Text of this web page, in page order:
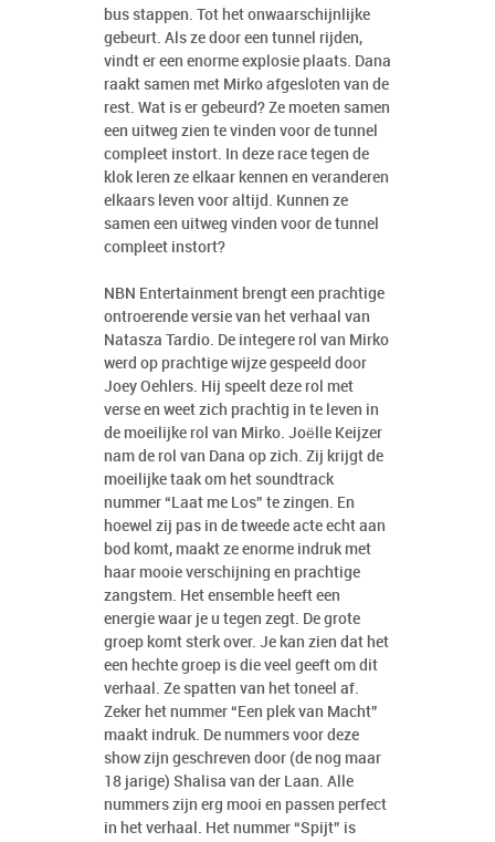
bus stappen. Tot het onwaarschijnlijke
gebeurt. Als ze door een tunnel rijden,
vindt er een enorme explosie plaats. Dana
raakt samen met Mirko afgesloten van de
rest. Wat is er gebeurd? Ze moeten samen
een uitweg zien te vinden voor de tunnel
compleet instort. In deze race tegen de
klok leren ze elkaar kennen en veranderen
elkaars leven voor altijd. Kunnen ze
samen een uitweg vinden voor de tunnel
compleet instort?
NBN Entertainment brengt een prachtige
ontroerende versie van het verhaal van
Natasza Tardio. De integere rol van Mirko
werd op prachtige wijze gespeeld door
Joey Oehlers. Hij speelt deze rol met
verse en weet zich prachtig in te leven in
de moeilijke rol van Mirko. Joëlle Keijzer
nam de rol van Dana op zich. Zij krijgt de
moeilijke taak om het soundtrack
nummer “Laat me Los” te zingen. En
hoewel zij pas in de tweede acte echt aan
bod komt, maakt ze enorme indruk met
haar mooie verschijning en prachtige
zangstem. Het ensemble heeft een
energie waar je u tegen zegt. De grote
groep komt sterk over. Je kan zien dat het
een hechte groep is die veel geeft om dit
verhaal. Ze spatten van het toneel af.
Zeker het nummer “Een plek van Macht”
maakt indruk. De nummers voor deze
show zijn geschreven door (de nog maar
18 jarige) Shalisa van der Laan. Alle
nummers zijn erg mooi en passen perfect
in het verhaal. Het nummer “Spijt” is